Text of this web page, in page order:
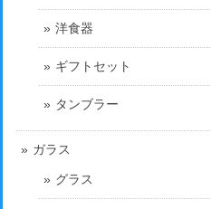
洋食器
ギフトセット
タンブラー
ガラス
グラス